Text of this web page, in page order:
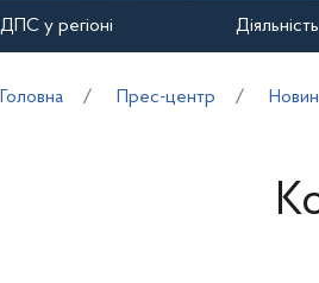
ДПС у регіоні Діяльність
Головна Прес-центр